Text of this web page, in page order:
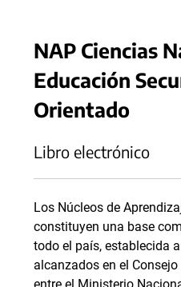
NAP Ciencias
Educación
Orientado
Libro electrónico
Los Núcleos de
constituyen una base
todo el país, establecida
alcanzados en el